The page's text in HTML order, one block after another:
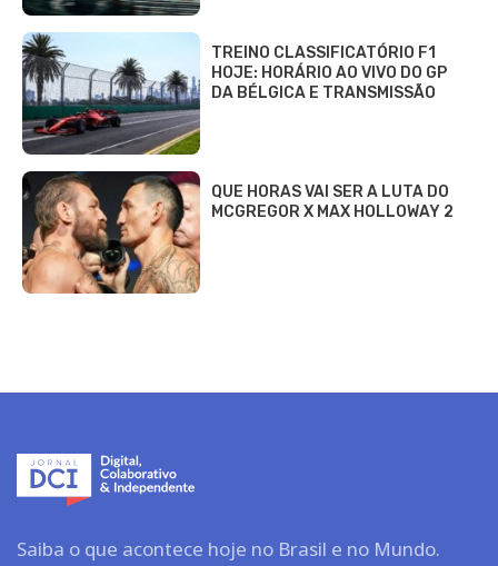
TREINO CLASSIFICATÓRIO F1
HOJE: HORÁRIO AO VIVO DO GP
DA BÉLGICA E TRANSMISSÃO
QUE HORAS VAI SER A LUTA DO
MCGREGOR X MAX HOLLOWAY 2
Saiba o que acontece hoje no Brasil e no Mundo.